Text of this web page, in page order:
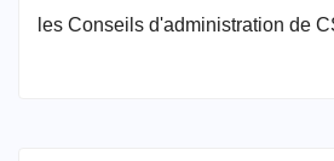
les Conseils d'administration de